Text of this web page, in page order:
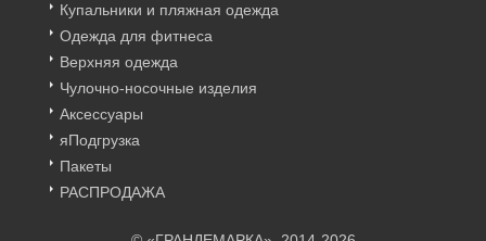
Купальники и пляжная одежда
Одежда для фитнеса
Верхняя одежда
Чулочно-носочные изделия
Аксессуары
яПодгрузка
Пакеты
РАСПРОДАЖА